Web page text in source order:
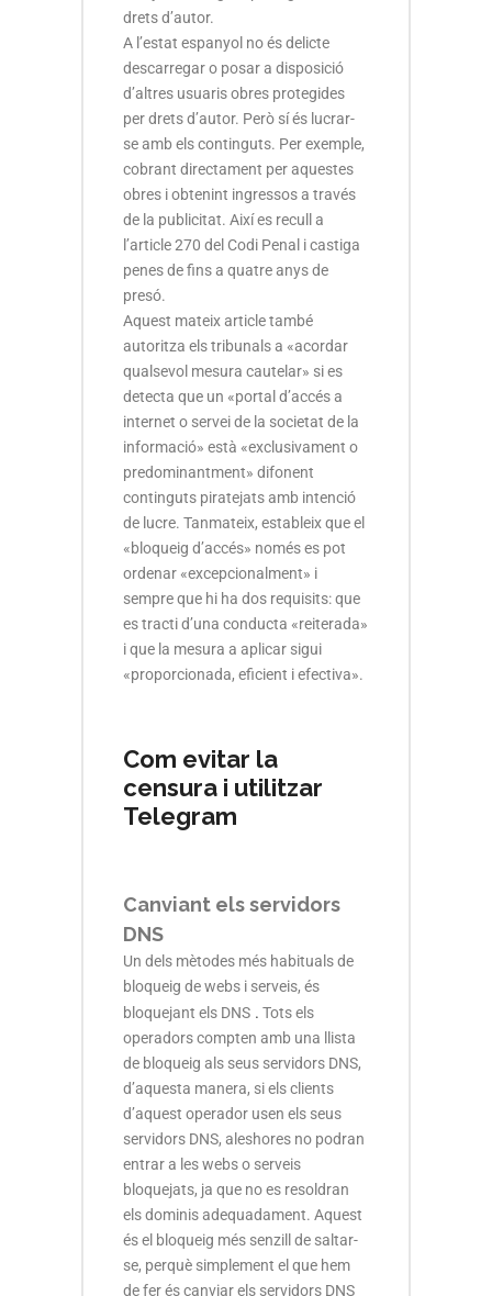
drets d’autor.
A l’estat espanyol no és delicte
descarregar o posar a disposició
d’altres usuaris obres protegides
per drets d’autor. Però sí és lucrar-
se amb els continguts. Per exemple,
cobrant directament per aquestes
obres i obtenint ingressos a través
de la publicitat. Així es recull a
l’article 270 del Codi Penal i castiga
penes de fins a quatre anys de
presó.
Aquest mateix article també
autoritza els tribunals a «acordar
qualsevol mesura cautelar» si es
detecta que un «portal d’accés a
internet o servei de la societat de la
informació» està «exclusivament o
predominantment» difonent
continguts piratejats amb intenció
de lucre. Tanmateix, estableix que el
«bloqueig d’accés» només es pot
ordenar «excepcionalment» i
sempre que hi ha dos requisits: que
es tracti d’una conducta «reiterada»
i que la mesura a aplicar sigui
«proporcionada, eficient i efectiva».
Com evitar la
censura i utilitzar
Telegram
Canviant els servidors
DNS
Un dels mètodes més habituals de
bloqueig de webs i serveis, és
bloquejant els DNS . Tots els
operadors compten amb una llista
de bloqueig als seus servidors DNS,
d’aquesta manera, si els clients
d’aquest operador usen els seus
servidors DNS, aleshores no podran
entrar a les webs o serveis
bloquejats, ja que no es resoldran
els dominis adequadament. Aquest
és el bloqueig més senzill de saltar-
se, perquè simplement el que hem
de fer és canviar els servidors DNS